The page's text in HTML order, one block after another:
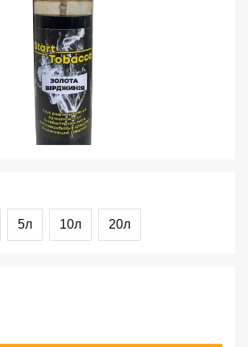
5л 10л 20л